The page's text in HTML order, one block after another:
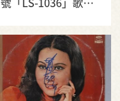
歌唱集》唱片封套